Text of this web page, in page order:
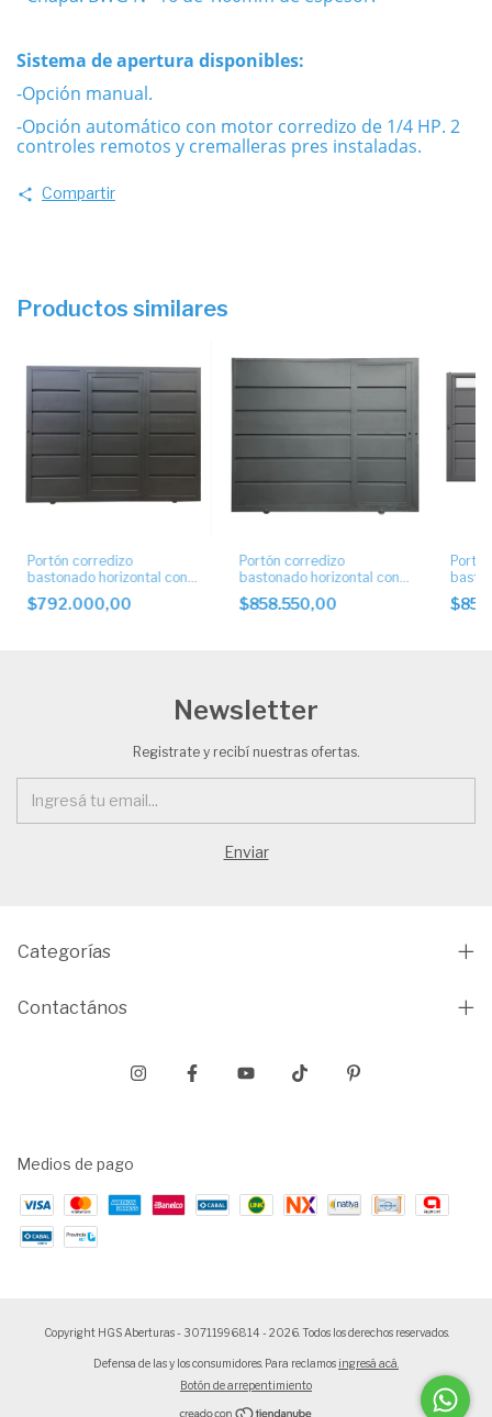
Sistema de apertura disponibles:
-Opción manual.
-Opción automático con motor corredizo de 1/4 HP. 2
controles remotos y cremalleras pres instaladas.
Compartir
Productos similares
Portón corredizo
bastonado horizontal con
puerta central
$792.000,00
Portón corredizo
bastonado horizontal con
puerta lateral.
$858.550,00
Newsletter
Registrate y recibí nuestras ofertas.
Categorías
Contactános
Medios de pago
Copyright HGS Aberturas - 30711996814 - 2026. Todos los derechos reservados.
Defensa de las y los consumidores. Para reclamos ingresá acá.
Botón de arrepentimiento